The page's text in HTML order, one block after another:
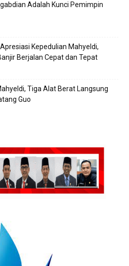
Adalah Kunci Pemimpin
Kepedulian Mahyeldi,
Berjalan Cepat dan Tepat
Tiga Alat Berat Langsung
Guo